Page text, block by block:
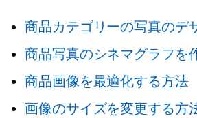
商品カテゴリーの写真のデ
商品写真のシネマグラフを
商品画像を最適化する方法
画像のサイズを変更する方